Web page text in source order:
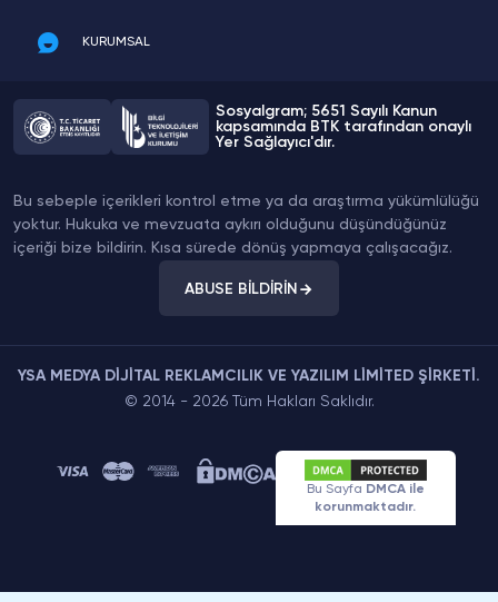
KURUMSAL
Sosyalgram; 5651 Sayılı Kanun
kapsamında BTK tarafından onaylı
Yer Sağlayıcı'dır.
Bu sebeple içerikleri kontrol etme ya da araştırma yükümlülüğü
yoktur. Hukuka ve mevzuata aykırı olduğunu düşündüğünüz
içeriği bize bildirin. Kısa sürede dönüş yapmaya çalışacağız.
ABUSE BİLDİRİN
YSA MEDYA DİJİTAL REKLAMCILIK VE YAZILIM LİMİTED ŞİRKETİ.
© 2014 - 2026 Tüm Hakları Saklıdır.
Bu Sayfa DMCA ile
korunmaktadır.